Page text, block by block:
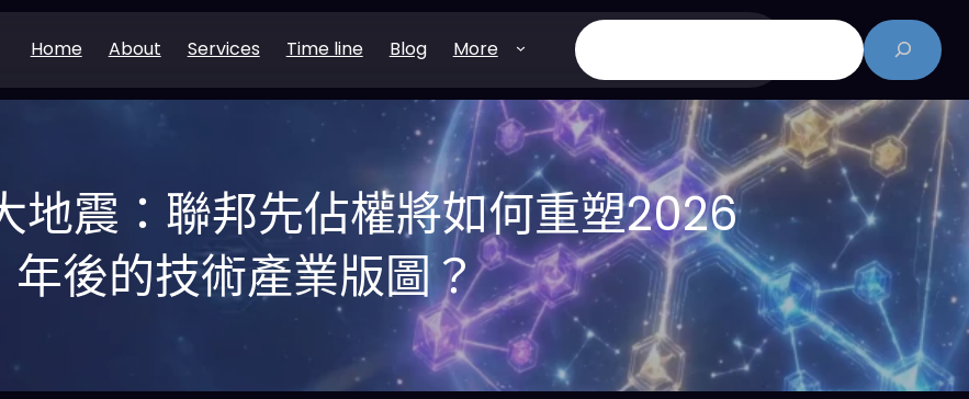
Home About Services Time line Blog More
搜
尋
地震：聯邦先佔權將如何重塑2026
年後的技術產業版圖？